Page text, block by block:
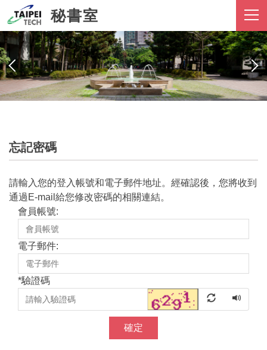
到
主
要
內
容
區
秘書室
忘記密碼
請輸入您的登入帳號和電子郵件地址。經確認後，您將收到
通過E-mail給您修改密碼的相關連結。
會員帳號:
電子郵件:
*驗證碼
確定